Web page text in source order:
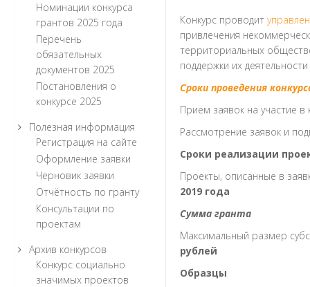
Номинации конкурса
грантов 2025 года
Перечень
обязательных
документов 2025
Постановления о
конкурсе 2025
Полезная информация
Регистрация на сайте
Оформление заявки
Черновик заявки
Отчётность по гранту
Консультации по
проектам
Архив конкурсов
Конкурс социально
значимых проектов
Конкурс проводит
привлечения
территориальных
поддержки их
Сроки проведения
Прием заявок на участие в
Рассмотрение заявок и
Сроки реализации
Проекты, описанные в
2019 года
Сумма гранта
Максимальный размер
рублей
Образцы